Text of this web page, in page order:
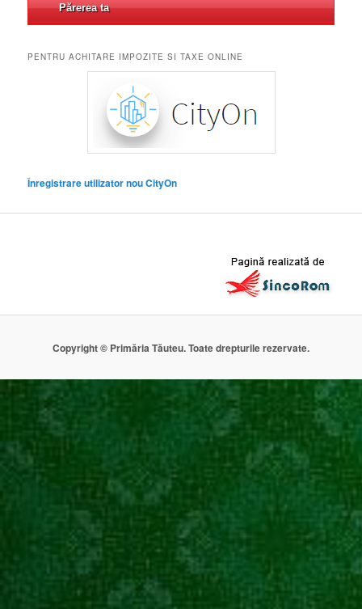
Părerea ta
PENTRU ACHITARE IMPOZITE SI TAXE ONLINE
Înregistrare utilizator nou CityOn
Copyright © Primăria Tăuteu. Toate drepturile rezervate.